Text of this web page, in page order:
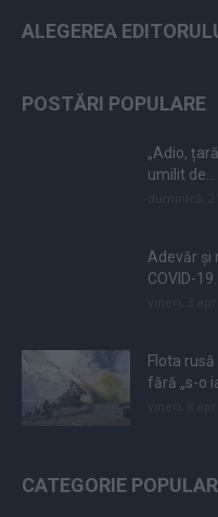
ALEGEREA
POSTĂRI POPULARE
„Adio,
umilit de...
Adevăr și
COVID-
Flota
fără „s-o
CATEGORIE